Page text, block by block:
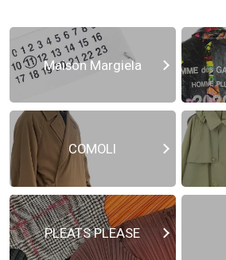
Maison Margiela
COMOLI
PLEATS PLEASE